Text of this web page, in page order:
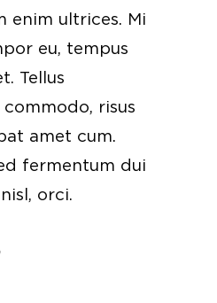
enim ultrices. Mi
eu, tempus
Tellus
risus
amet cum.
fermentum dui
orci.